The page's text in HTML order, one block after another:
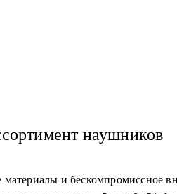
наушников
и бескомпромиссное